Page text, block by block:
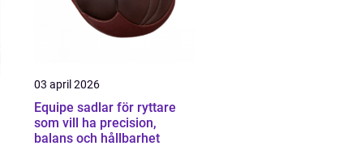
03 april 2026
Equipe sadlar för ryttare
som vill ha precision,
balans och hållbarhet